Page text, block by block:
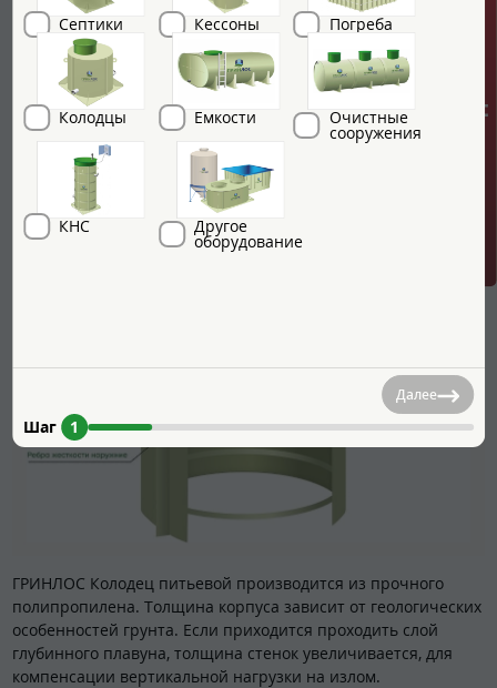
ГРИНЛОС Колодец питьевой производится из прочного
полипропилена. Толщина корпуса зависит от геологических
особенностей грунта. Если приходится проходить слой
глубинного плавуна, толщина стенок увеличивается, для
компенсации вертикальной нагрузки на излом.
ГРИНЛОС + скидка = 1 мин!
Септики Кессоны Погреба
Колодцы Емкости Очистные
сооружения
КНС Другое
оборудование
Шаг 1
Далее